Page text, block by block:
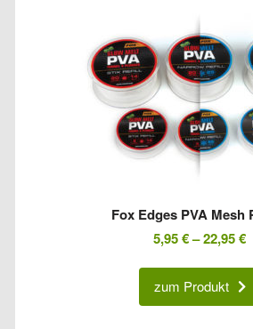
Fox Edges PVA Mesh
5,95€–22,95€
zum Produkt